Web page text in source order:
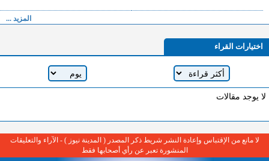
المزيد ...
اختيارات القراء
لا يوجد مقالات
لا مانع من الإقتباس وإعادة النشر شريط ذكر المصدر ( المدينة نيوز ) - الآراء والتعليقات
المنشورة تعبر عن رأي أصحابها فقط